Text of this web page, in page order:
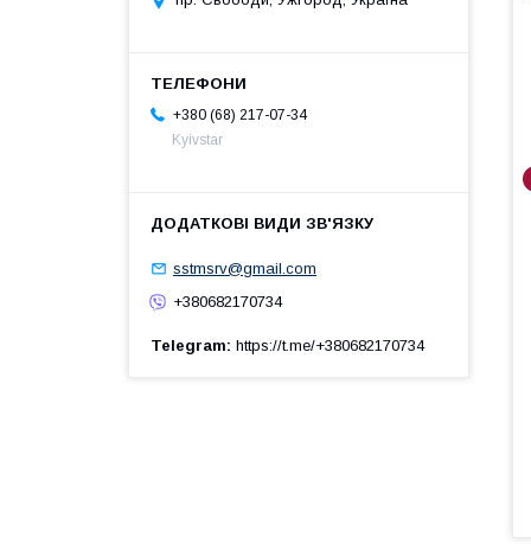
+380 (68) 217-07-34
Kyivstar
sstmsrv@gmail.com
+380682170734
Telegram https://t.me/+380682170734